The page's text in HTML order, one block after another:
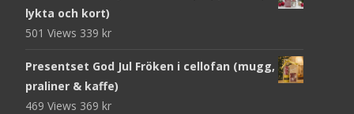
lykta och kort)
501 Views 339 kr
Presentset God Jul Fröken i cellofan (mugg,
praliner & kaffe)
469 Views 369 kr